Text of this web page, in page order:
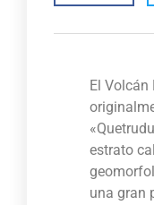
El Volcán
estrato
una gran